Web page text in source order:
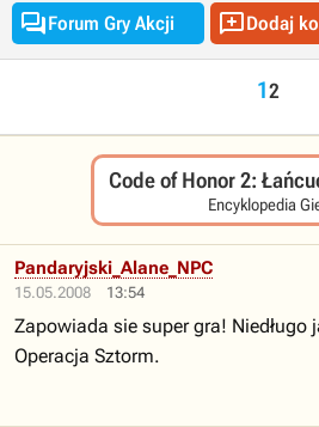
Forum Gry Akcji Dodaj
12
Code of Honor 2:
Encyklopedia
15.05.2008 13:54
Pandaryjski_Alane_NPC
Zapowiada sie super gra! Niedługo
Operacja Sztorm.